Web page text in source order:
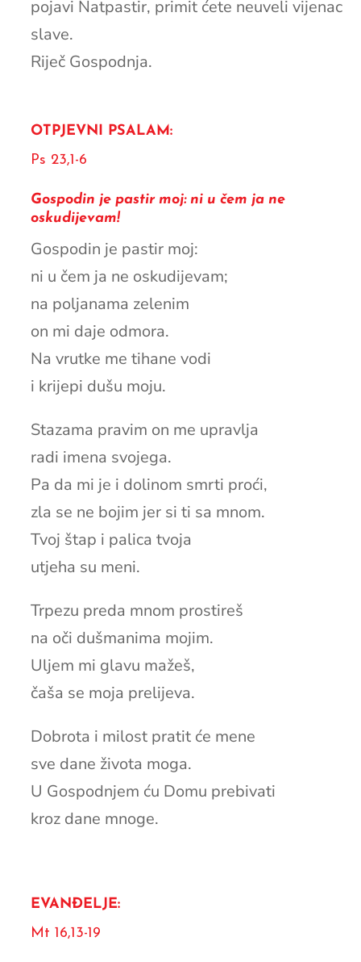
pojavi Natpastir, primit ćete neuveli vijenac
slave.
Riječ Gospodnja.
OTPJEVNI PSALAM:
Ps 23,1-6
Gospodin je pastir moj: ni u čem ja ne
oskudijevam!
Gospodin je pastir moj:
ni u čem ja ne oskudijevam;
na poljanama zelenim
on mi daje odmora.
Na vrutke me tihane vodi
i krijepi dušu moju.
Stazama pravim on me upravlja
radi imena svojega.
Pa da mi je i dolinom smrti proći,
zla se ne bojim jer si ti sa mnom.
Tvoj štap i palica tvoja
utjeha su meni.
Trpezu preda mnom prostireš
na oči dušmanima mojim.
Uljem mi glavu mažeš,
čaša se moja prelijeva.
Dobrota i milost pratit će mene
sve dane života moga.
U Gospodnjem ću Domu prebivati
kroz dane mnoge.
EVANĐELJE:
Mt 16,13-19